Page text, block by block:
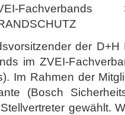
der
im ZVEI-
Im Rahmen der
(Bosch
gewählt.